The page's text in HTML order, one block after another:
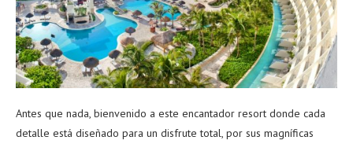
Antes que nada, bienvenido a este encantador resort donde cada
detalle está diseñado para un disfrute total, por sus magníficas